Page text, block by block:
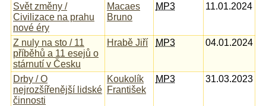
Svět změny /
Civilizace na prahu
nové éry
Macaes
Bruno
MP3 11.01.2024
Z nuly na sto / 11
příběhů a 11 esejů o
stárnutí v Česku
Hrabě Jiří MP3 04.01.2024
Drby / O
nejrozšířenější lidské
činnosti
Koukolík
František
MP3 31.03.2023